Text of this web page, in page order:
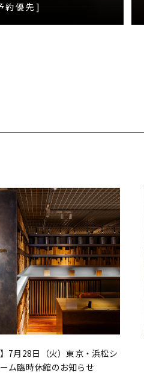
約優先]
】7月28日（火）東京・浜松シ
ム臨時休館のお知らせ